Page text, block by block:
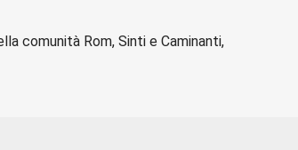
comunità Rom, Sinti e Caminanti,